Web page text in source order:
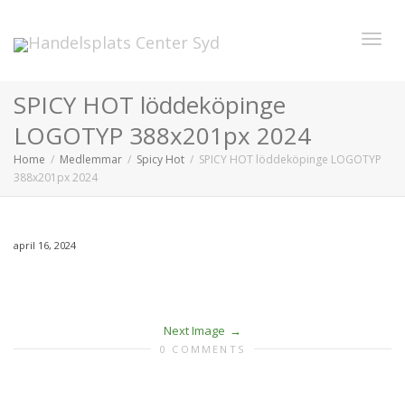
SPICY HOT löddeköpinge
LOGOTYP 388x201px 2024
Home Medlemmar Spicy Hot
SPICY HOT löddeköpinge LOGOTYP
388x201px 2024
april 16, 2024
Next Image
0 COMMENTS